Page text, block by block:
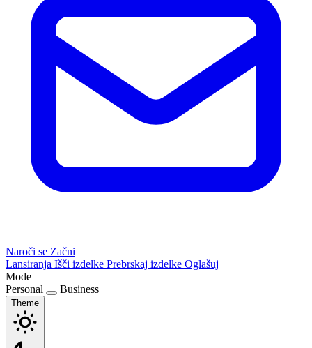
Naroči se Začni
Lansiranja Išči izdelke Prebrskaj izdelke Oglašuj
Mode
Personal
Business
Theme